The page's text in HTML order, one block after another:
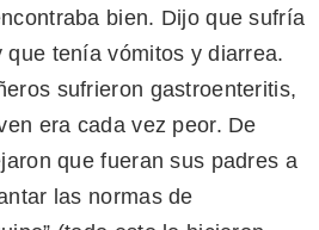
bien. Dijo que sufría
tenía vómitos y diarrea.
sufrieron gastroenteritis,
era cada vez peor. De
que fueran sus padres a
las normas de